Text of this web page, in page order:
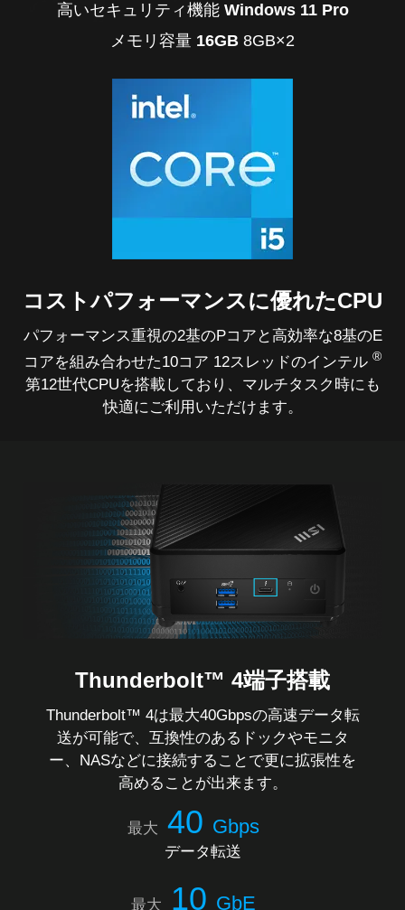
高いセキュリティ機能 Windows 11 Pro
メモリ容量 16GB 8GB×2
コストパフォーマンスに優れたCPU
パフォーマンス重視の2基のPコアと高効率な8基のE
コアを組み合わせた10コア 12スレッドのインテル ®
第12世代CPUを搭載しており、マルチタスク時にも
快適にご利用いただけます。
Thunderbolt™ 4端子搭載
Thunderbolt™ 4は最大40Gbpsの高速データ転
送が可能で、互換性のあるドックやモニタ
ー、NASなどに接続することで更に拡張性を
高めることが出来ます。
最大 40 Gbps
データ転送
最大 10 GbE